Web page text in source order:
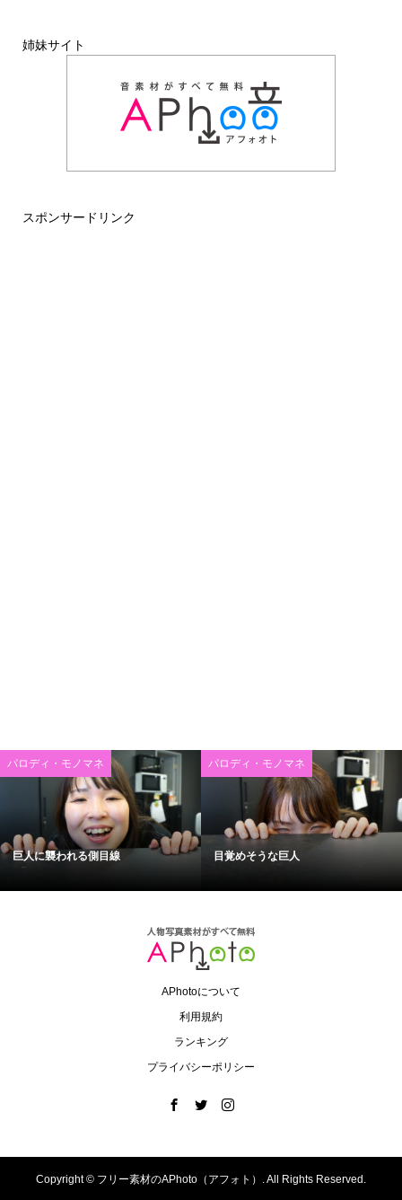
姉妹サイト
スポンサードリンク
パロディ・モノマネ
巨人に襲われる側目線
パロディ・モノマネ
目覚めそうな巨人
APhotoについて
利用規約
ランキング
プライバシーポリシー
Copyright © フリー素材のAPhoto（アフォト）. All Rights Reserved.